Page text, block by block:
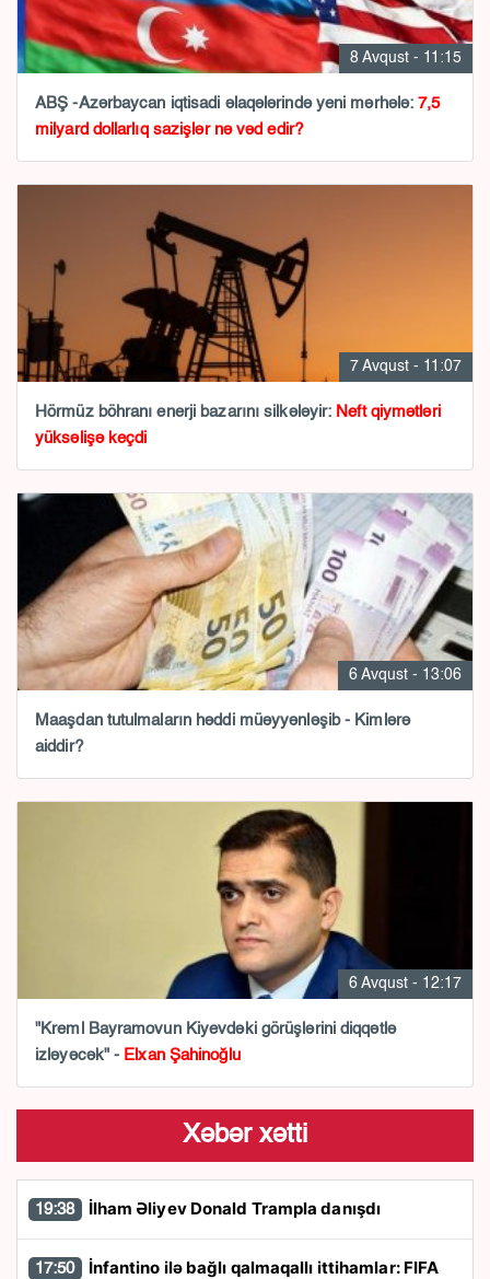
8 Avqust - 11:15
ABŞ -Azərbaycan iqtisadi əlaqələrində yeni mərhələ:7,5
milyard dollarlıq sazişlər nə vəd edir?
7 Avqust - 11:07
Hörmüz böhranı enerji bazarını silkələyir: Neft qiymətləri
yüksəlişə keçdi
6 Avqust - 13:06
Maaşdan tutulmaların həddi müəyyənləşib - Kimlərə
aiddir?
6 Avqust - 12:17
"Kreml Bayramovun Kiyevdəki görüşlərini diqqətlə
izləyəcək" - Elxan Şahinoğlu
Xəbər xətti
19:38 İlham Əliyev Donald Trampla danışdı
17:50